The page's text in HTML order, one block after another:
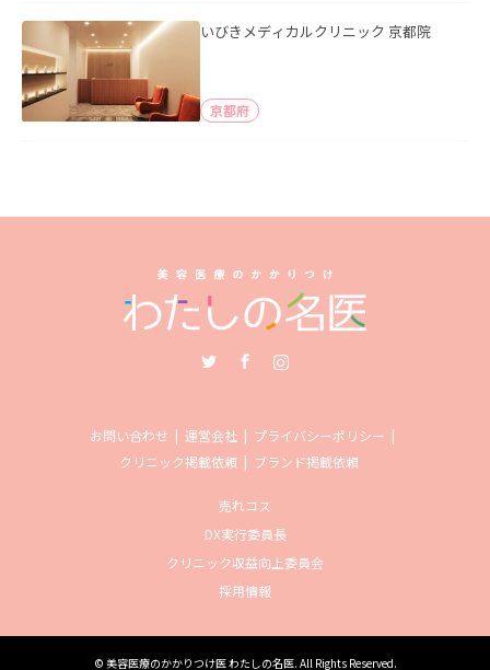
いびきメディカルクリニック 京都院
京都府
お問い合わせ 運営会社
プライバシーポリシー
クリニック掲載依頼
ブランド掲載依頼
売れコス
DX実行委員長
クリニック収益向上委員会
採用情報
© 美容医療のかかりつけ医 わたしの名医. All Rights Reserved.